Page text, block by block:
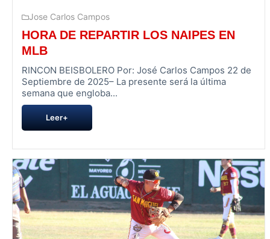
Jose Carlos Campos
HORA DE REPARTIR LOS NAIPES EN
MLB
RINCON BEISBOLERO Por: José Carlos Campos 22 de
Septiembre de 2025– La presente será la última
semana que engloba...
Leer+